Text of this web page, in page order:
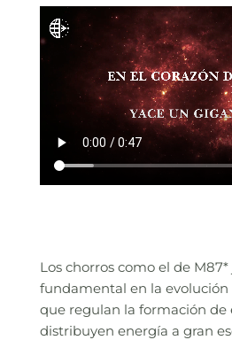
Los chorros como el de
fundamental en la evolución
que regulan la formación de
distribuyen energía a gran